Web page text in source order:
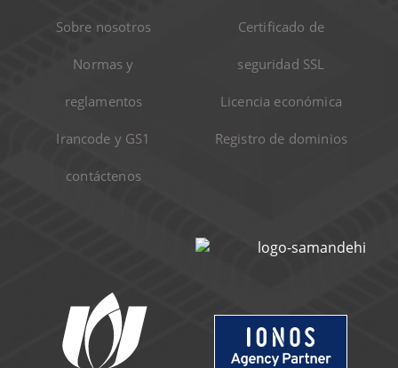
Sobre nosotros
Normas y
reglamentos
Irancode y GS1
contáctenos
Certificado de
seguridad SSL
Licencia económica
Registro de dominios